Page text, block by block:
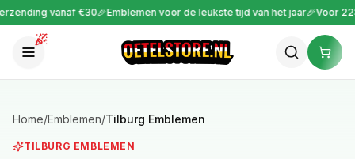
vanaf €30 🎉Emblemen voor de leukste tijd van het jaar🎉Voor 22:00
Home/Emblemen/Tilburg Emblemen
TILBURG EMBLEMEN